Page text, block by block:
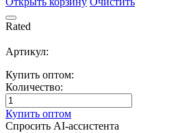
Rated
Артикул:
Купить оптом:
Количество:
Купить оптом
Спросить AI-ассистента